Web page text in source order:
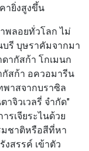
ายิ่งสูงขึ้น
พลอยทั่วโลก ไม่
รี บุษราคัมจากมา
ากัสก้า โกเมนก
สก้า อควอมารีน
พาสจากบราซิล
าจิวเวลรี่ จำกัด"
รเจียระไนด้วย
มชาติหรือสีที่หา
งสรรค์ เข้าตัว